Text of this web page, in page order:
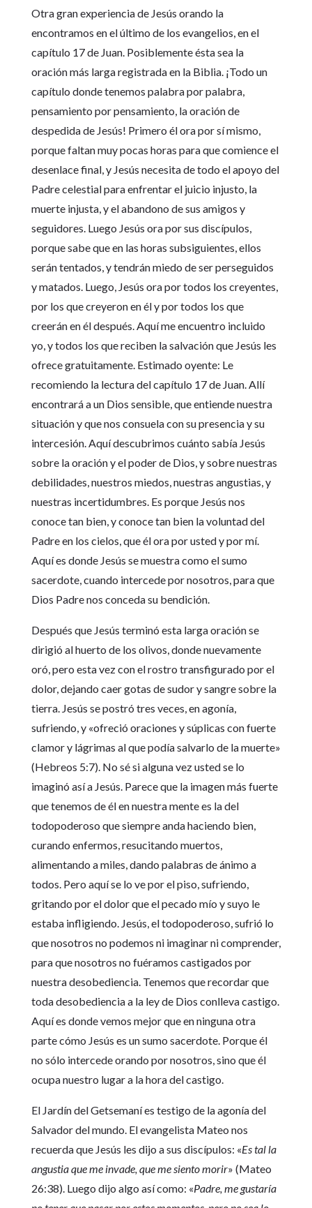
Otra gran experiencia de Jesús orando la
encontramos en el último de los evangelios, en el
capítulo 17 de Juan. Posiblemente ésta sea la
oración más larga registrada en la Biblia. ¡Todo un
capítulo donde tenemos palabra por palabra,
pensamiento por pensamiento, la oración de
despedida de Jesús! Primero él ora por sí mismo,
porque faltan muy pocas horas para que comience el
desenlace final, y Jesús necesita de todo el apoyo del
Padre celestial para enfrentar el juicio injusto, la
muerte injusta, y el abandono de sus amigos y
seguidores. Luego Jesús ora por sus discípulos,
porque sabe que en las horas subsiguientes, ellos
serán tentados, y tendrán miedo de ser perseguidos
y matados. Luego, Jesús ora por todos los creyentes,
por los que creyeron en él y por todos los que
creerán en él después. Aquí me encuentro incluido
yo, y todos los que reciben la salvación que Jesús les
ofrece gratuitamente. Estimado oyente: Le
recomiendo la lectura del capítulo 17 de Juan. Allí
encontrará a un Dios sensible, que entiende nuestra
situación y que nos consuela con su presencia y su
intercesión. Aquí descubrimos cuánto sabía Jesús
sobre la oración y el poder de Dios, y sobre nuestras
debilidades, nuestros miedos, nuestras angustias, y
nuestras incertidumbres. Es porque Jesús nos
conoce tan bien, y conoce tan bien la voluntad del
Padre en los cielos, que él ora por usted y por mí.
Aquí es donde Jesús se muestra como el sumo
sacerdote, cuando intercede por nosotros, para que
Dios Padre nos conceda su bendición.
Después que Jesús terminó esta larga oración se
dirigió al huerto de los olivos, donde nuevamente
oró, pero esta vez con el rostro transfigurado por el
dolor, dejando caer gotas de sudor y sangre sobre la
tierra. Jesús se postró tres veces, en agonía,
sufriendo, y «ofreció oraciones y súplicas con fuerte
clamor y lágrimas al que podía salvarlo de la muerte»
(Hebreos 5:7). No sé si alguna vez usted se lo
imaginó así a Jesús. Parece que la imagen más fuerte
que tenemos de él en nuestra mente es la del
todopoderoso que siempre anda haciendo bien,
curando enfermos, resucitando muertos,
alimentando a miles, dando palabras de ánimo a
todos. Pero aquí se lo ve por el piso, sufriendo,
gritando por el dolor que el pecado mío y suyo le
estaba infligiendo. Jesús, el todopoderoso, sufrió lo
que nosotros no podemos ni imaginar ni comprender,
para que nosotros no fuéramos castigados por
nuestra desobediencia. Tenemos que recordar que
toda desobediencia a la ley de Dios conlleva castigo.
Aquí es donde vemos mejor que en ninguna otra
parte cómo Jesús es un sumo sacerdote. Porque él
no sólo intercede orando por nosotros, sino que él
ocupa nuestro lugar a la hora del castigo.
El Jardín del Getsemaní es testigo de la agonía del
Salvador del mundo. El evangelista Mateo nos
recuerda que Jesús les dijo a sus discípulos: «Es tal la
angustia que me invade, que me siento morir» (Mateo
26:38). Luego dijo algo así como: «Padre, me gustaría